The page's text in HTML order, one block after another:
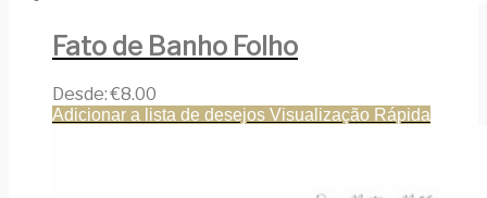
Fato de Banho Folho
Desde:€8.00
Adicionar a lista de desejos Visualização Rápida